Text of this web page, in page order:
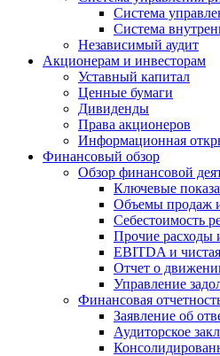
Система
Система
Независимый аудит
Акционерам и инвесторам
Уставный капитал
Ценные бумаги
Дивиденды
Права акционеров
Информационная
Финансовый обзор
Обзор финансовой
Ключевые
Объемы продаж
Себестоимость
Прочие расходы
EBITDA и
Отчет о
Управление
Финансовая
Заявление об
Аудиторское